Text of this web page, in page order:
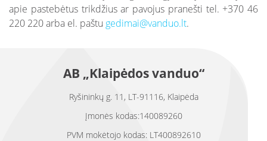
apie pastebėtus trikdžius ar pavojus pranešti tel. +370 46
220 220 arba el. paštu gedimai@vanduo.lt.
AB „Klaipėdos vanduo“
Ryšininkų g. 11, LT-91116, Klaipėda
Įmonės kodas:140089260
PVM mokėtojo kodas: LT400892610